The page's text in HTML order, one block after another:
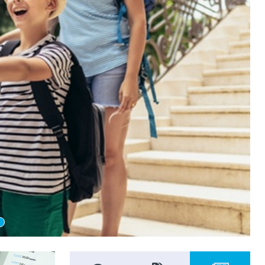
בעידן ה-AI: מותגים צריכים להרוויח סמכות –
לא לייצר קיצורי דרך